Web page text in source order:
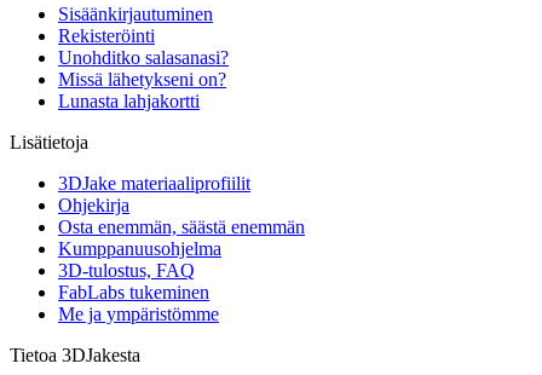
Sisäänkirjautuminen
Rekisteröinti
Unohditko salasanasi?
Missä lähetykseni on?
Lunasta lahjakortti
Lisätietoja
3DJake materiaaliprofiilit
Ohjekirja
Osta enemmän, säästä enemmän
Kumppanuusohjelma
3D-tulostus, FAQ
FabLabs tukeminen
Me ja ympäristömme
Tietoa 3DJakesta